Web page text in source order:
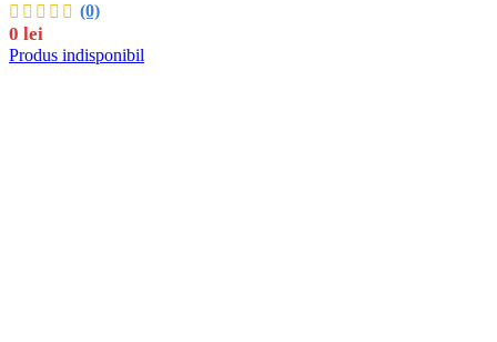
(0)
0 lei
Produs indisponibil